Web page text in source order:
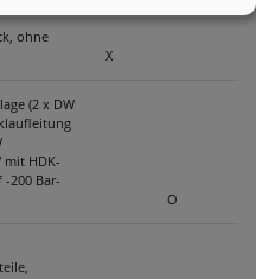
ohne
X
(2 x DW
mit HDK-
200 Bar-
O